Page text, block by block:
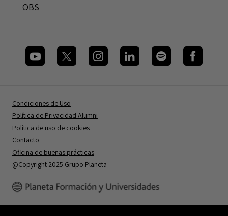
OBS
Condiciones de Uso
Política de Privacidad Alumni
Política de uso de cookies
Contacto
Oficina de buenas prácticas
@Copyright 2025 Grupo Planeta